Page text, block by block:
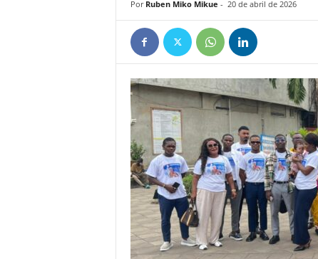
Por Ruben Miko Mikue - 20 de abril de 2026